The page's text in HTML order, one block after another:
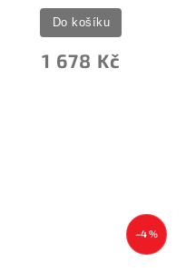
1 678 Kč
Do košíku
–4 %